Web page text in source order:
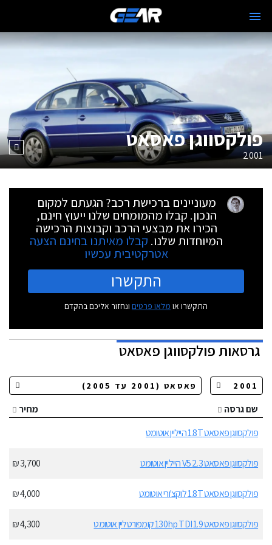
פולקסווגן פאסאט
2001
מעוניינים ברכישת רכב? הגעתם למקום
הנכון. קבלו מהמומחים שלנו ייעוץ חינם,
הכירו את מבצעי הרכב וקבוצות הרכישה
המיוחדות שלנו. קבלו מאיתנו בחינם הצעה
אטרקטיבית עכשיו
התקשרו
התקשרו או מלאו פרטים ונחזור אליכם בהקדם
גרסאותפולקסווגן פאסאט
שם גרסה
מחיר
פולקסווגן פאסאט 1.8T הייליין אוטומט
פולקסווגן פאסאט 2.3 V5 הייליין אוטומט 3,700 ₪
פולקסווגן פאסאט 1.8T לוקצ'ורי אוטומט 4,000 ₪
פולקסווגן פאסאט 1.9 130hp TDI קומפורטליין אוטומט 4,300 ₪